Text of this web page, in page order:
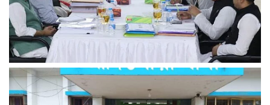
উত্তরবঙ্গের প্রার্থী চূড়ান্ত, বাদ পড়তে পারেন অন্তত ১০ জন